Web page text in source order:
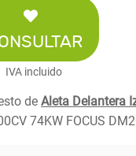
IVA incluido
de Aleta Delantera
74KW FOCUS